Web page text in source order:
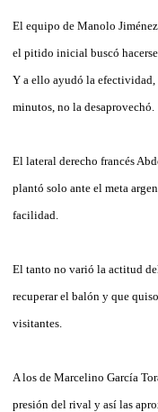
El equipo de Manolo
el pitido inicial buscó
Y a ello ayudó la efectividad,
minutos, no la desaprovechó.
El lateral derecho francés
plantó solo ante el meta
facilidad.
El tanto no varió la actitud
recuperar el balón y que
visitantes.
A los de Marcelino García
presión del rival y así las